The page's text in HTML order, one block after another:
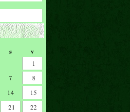
s v
1
7
8
14
15
21
22